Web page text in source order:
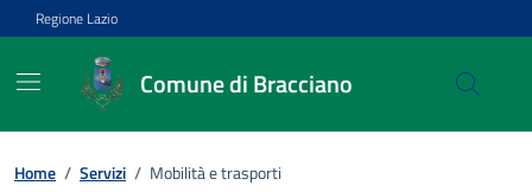
Vai ai contenuti
Vai al footer
Regione Lazio
Comune di Bracciano
Home / Servizi / Mobilità e trasporti